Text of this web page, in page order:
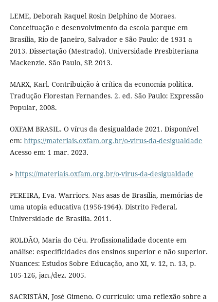
LEME, Deborah Raquel Rosin Delphino de Moraes.
Conceituação e desenvolvimento da escola parque em
Brasília, Rio de Janeiro, Salvador e São Paulo: de 1931 a
2013. Dissertação (Mestrado). Universidade Presbiteriana
Mackenzie. São Paulo, SP. 2013.
MARX, Karl. Contribuição à crítica da economia política.
Tradução Florestan Fernandes. 2. ed. São Paulo: Expressão
Popular, 2008.
OXFAM BRASIL. O vírus da desigualdade 2021. Disponível
em: https://materiais.oxfam.org.br/o-virus-da-desigualdade
Acesso em: 1 mar. 2023.
» https://materiais.oxfam.org.br/o-virus-da-desigualdade
PEREIRA, Eva. Warriors. Nas asas de Brasília, memórias de
uma utopia educativa (1956-1964). Distrito Federal.
Universidade de Brasília. 2011.
ROLDÃO, Maria do Céu. Profissionalidade docente em
análise: especificidades dos ensinos superior e não superior.
Nuances: Estudos Sobre Educação, ano XI, v. 12, n. 13, p.
105-126, jan./dez. 2005.
SACRISTÁN, José Gimeno. O currículo: uma reflexão sobre a